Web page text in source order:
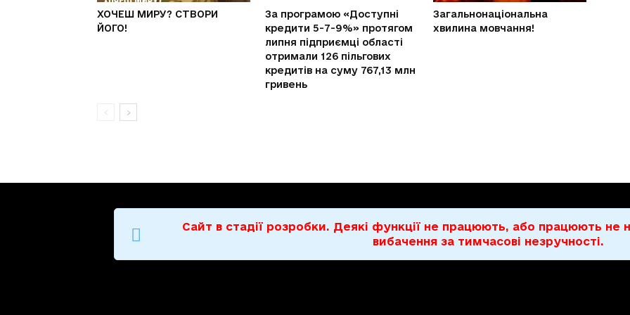
ХОЧЕШ МИРУ? СТВОРИ
ЙОГО!
За програмою «Доступні
кредити 5-7-9%» протягом
липня підприємці області
отримали 126 пільгових
кредитів на суму 767,13 млн
гривень
Загальнонаціональна
хвилина мовчання!
Сайт в стадії розробки. Деякі функції не працюють, або працюють
вибачення за тимчасові незручності.